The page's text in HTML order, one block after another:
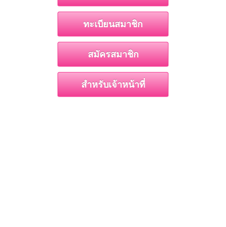
ทะเบียนสมาชิก
สมัครสมาชิก
สำหรับเจ้าหน้าที่